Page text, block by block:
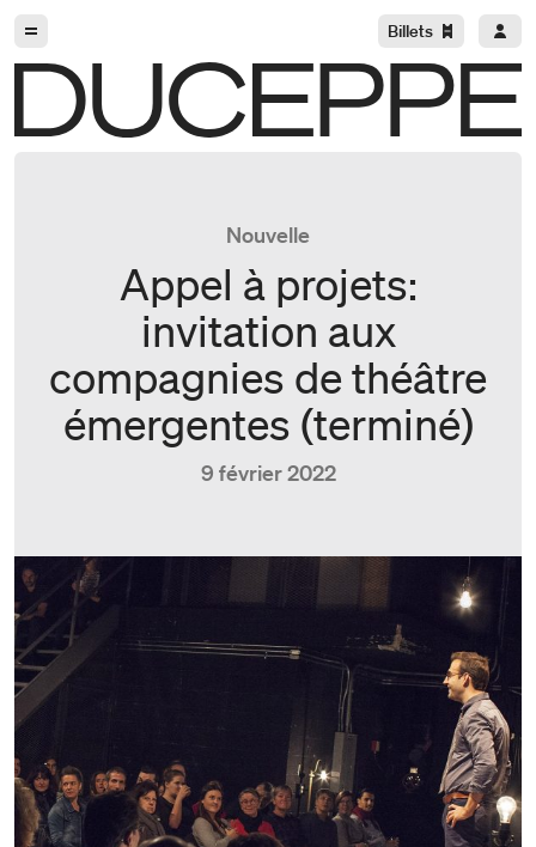
Billets
Nouvelle
Appel à projets:
invitation aux
compagnies de théâtre
émergentes (terminé)
9 février 2022